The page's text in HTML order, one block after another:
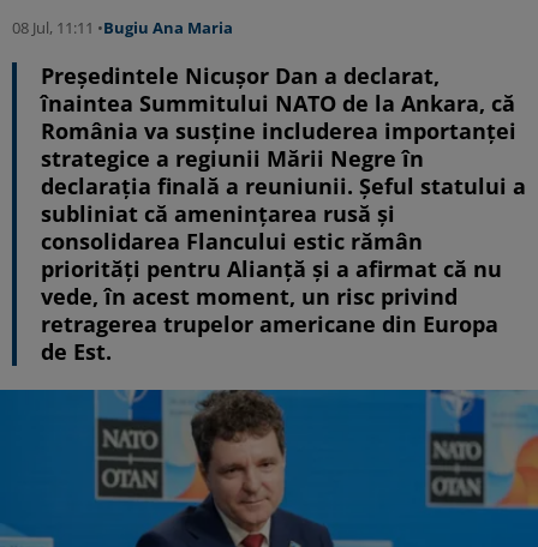
08 Jul, 11:11 •Bugiu ⁠Ana Maria
Președintele Nicușor Dan a declarat,
înaintea Summitului NATO de la Ankara, că
România va susține includerea importanței
strategice a regiunii Mării Negre în
declarația finală a reuniunii. Șeful statului a
subliniat că amenințarea rusă și
consolidarea Flancului estic rămân
priorități pentru Alianță și a afirmat că nu
vede, în acest moment, un risc privind
retragerea trupelor americane din Europa
de Est.